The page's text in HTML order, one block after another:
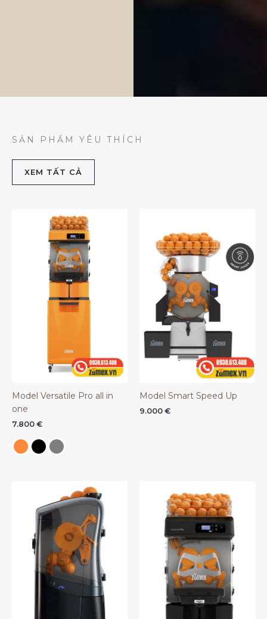
SẢN PHẨM YÊU THÍCH
XEM TẤT CẢ
Model Versatile Pro all in
one
7.800 €
Model Smart Speed Up
9.000 €